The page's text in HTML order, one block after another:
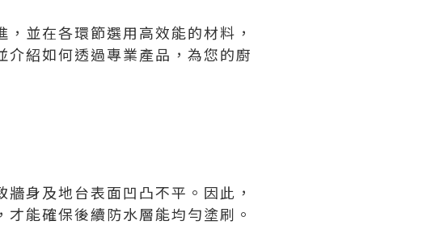
並在各環節選用高效能的材料，
紹如何透過專業產品，為您的廚
身及地台表面凹凸不平。因此，
能確保後續防水層能均勻塗刷。